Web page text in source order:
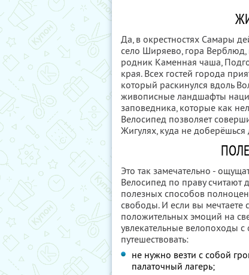
Да, в окрестностях Самары
село Ширяево, гора Верблюд,
родник Каменная чаша,
края. Всех гостей города
который раскинулся вдоль
живописные ландшафты
заповедника, которые как
Велосипед позволяет
Жигулях, куда не
Это так замечательно -
Велосипед по праву
полезных способов
свободы. И если вы мечтаете
положительных эмоций на
увлекательные велопоходы
путешествовать:
не нужно везти с собой
палаточный лагерь;